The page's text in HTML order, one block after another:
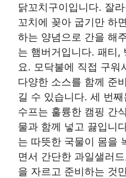
닭꼬치구이입니다. 잘
꼬치에 꽂아 굽기만 하
하는 양념으로 간을 해
는 햄버거입니다. 패티,
요. 모닥불에 직접 구워
다양한 소스를 함께 준
길 수 있습니다. 세 번
수프는 훌륭한 캠핑 간
물과 함께 넣고 끓입니
는 따뜻한 국물이 몸을
면서 간단한 과일샐러
을 자르고 준비하는 것